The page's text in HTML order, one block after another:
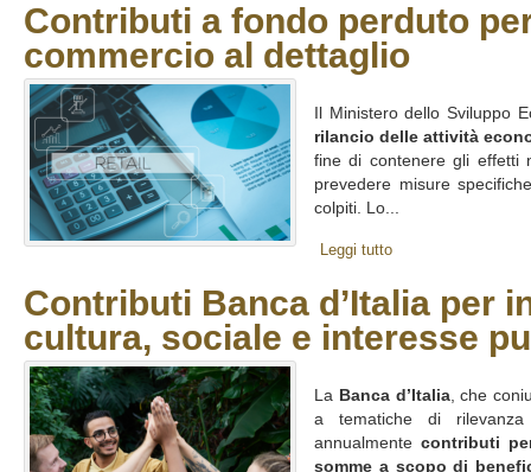
Contributi a fondo perduto
commercio al dettaglio
Il Ministero dello Sviluppo
rilancio delle attività
fine di contenere gli effetti
prevedere misure
colpiti. Lo...
Leggi tutto
Contributi Banca d’Italia per
cultura, sociale e interesse
La Banca d’Italia, che
a tematiche di
annualmentecontributi
somme a scopo di